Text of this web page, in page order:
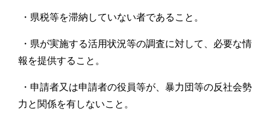
・県税等を滞納していない者であること。
・県が実施する活用状況等の調査に対して、必要な情
報を提供すること。
・申請者又は申請者の役員等が、暴力団等の反社会勢
力と関係を有しないこと。